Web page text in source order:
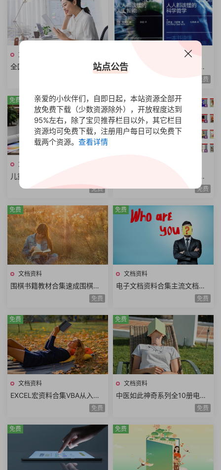
文档资料
全国一级建造师职业资格考试
用书资料合集2024年版本PDF
人人该懂科普系列丛书法庭科
学克隆技术科学哲学启蒙运动
免费
文档资料
儿童经典绘本合集早期教育儿
童读物绘画文字讲故事图画书P
免费
免费
中国传统故事连环画合集彩楼
记长坂坡卖油郎穆桂英望江亭
免费
免费
文档资料
围棋书籍教材合集速成围棋书
籍大全围棋实战技巧手册围棋
系列讲座丛书围棋现代技艺丛
书
免费
免费
文档资料
电子文档资料合集主流文档格
式不同文档内容pdf文档word
免费
免费
文档资料
EXCEL宏资料合集VBA从入门
到精通一键搞定Excel最强教科
免费
免费
文档资料
中医如此神奇系列全10册电子
高清版拔罐刮痧食疗药膳熏蒸
免费
免费
免费 免费
站点公告
亲爱的小伙伴们，自即日起，本站资源全部开
放免费下载（少数资源除外），开放程度达到
95%左右，除了宝贝推荐栏目以外，其它栏目
资源均可免费下载，注册用户每日可以免费下
载两个资源。 查看详情